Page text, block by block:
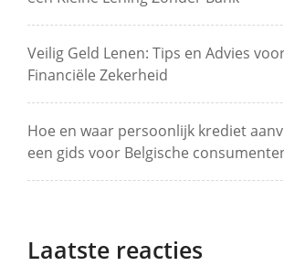
Veilig Geld Lenen: Tips en Advies
Financiële Zekerheid
Hoe en waar persoonlijk krediet
een gids voor Belgische
Laatste reacties